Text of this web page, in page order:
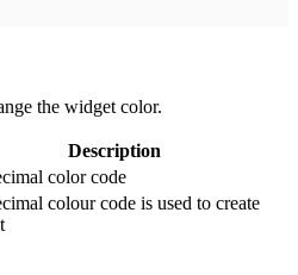
the widget color.
Description
color code
colour code is used to create